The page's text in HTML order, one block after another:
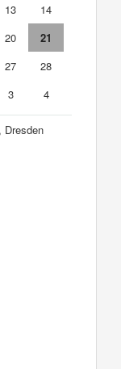
13
14
20
21
27
28
3 4
Dresden